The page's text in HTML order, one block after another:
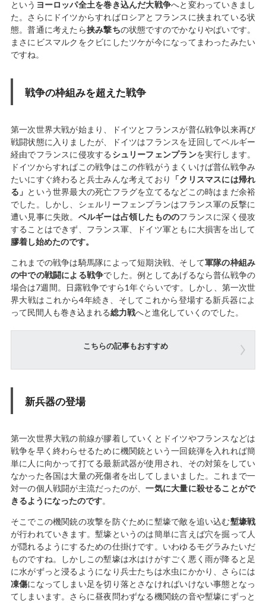
という ヨーロッパ全土を巻き込んだ大戦争へと変わっていきまし
た。さらにドイツからすればロシアとフランスに挟まれている状
態。普通に考えたら挟み撃ちの状態ですのでかなりやばいです。
まさにビスマルクをクビにしたツケが今になってまわったみたい
ですね。
戦争の枠組みを超えた戦争
第一次世界大戦が始まり、ドイツとフランスが普仏戦争以来再び
戦闘状態に入りましたが、ドイツはフランスを迂回してベルギー
経由でフランスに侵攻する シュリーフェンプランを実行します。
ドイツからすればこの戦争はこの作戦がうまくいけば普仏戦争み
たいにすぐ終わると兵士みんな考えており
「クリスマスには帰れ
る」 という世界最大の死亡フラグを立てるなどこの時はまだ余裕
でした。しかし、シェルリーフェンプランはフランス軍の反撃に
遭い見事に失敗。 ベルギーは占領したもののフランスに深く侵攻
することはできず、フランス軍、ドイツ軍ともに大損害を出して
膠着し始めたのです。
これまでの戦争は騎馬隊によって短期決戦、そして軍隊の枠組み
の中での戦闘による戦争でした。例としてあげるなら普仏戦争の
場合は7週間。日露戦争ですら1年ぐらいです。しかし、第一次世
界大戦はこれから4年続き、そしてこれから登場する新兵器によ
って民間人も巻き込まれる総力戦へと進化していくのでした。
こちらの記事もおすすめ
新兵器の登場
第一次世界大戦の前線が膠着していくとドイツやフランスなどは
戦争を早く終わらせるために機関銃という一回銃弾を入れれば簡
単に人に向かって打てる最新武器が使用され、その対策をしてい
なかった各国は大量の死傷者を出してしまいました。これまで一
対一の個人戦闘が主流だったのが、一気に大量に殺せることがで
きるようになったのです。
そこでこの機関銃の攻撃を防ぐために塹壕で敵を追い込む塹壕戦
が行われていきます。塹壕というのは簡単に言えば穴を掘って人
が隠れるようにするための仕掛けです。いわゆるモグラみたいだ
ものですね。しかしこの塹壕は水はけがすごく悪く雨が降ると足
に水がずっと浸るようになり兵士たちは水虫にかかり、さらには
凍傷になってしまい足を切り落とさなければいけない事態となっ
てしまいます。さらに昼夜問わずなる機関銃の音や塹壕にずっと